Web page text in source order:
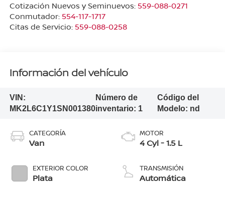
Cotización Nuevos y Seminuevos: 559-088-0271
Conmutador: 554-117-1717
Citas de Servicio: 559-088-0258
Información del vehículo
VIN:
MK2L6C1Y1SN001380
Número de
inventario: 1
Código del
Modelo: nd
CATEGORÍA
Van
EXTERIOR COLOR
Plata
MOTOR
4 Cyl - 1.5 L
TRANSMISIÓN
Automática